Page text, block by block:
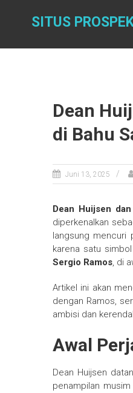
SITUS
Dean
di Bahu
Juni 13, 2025
Dean Huijsen
diperkenalkan
langsung mencuri
karena satu
Sergio Ramos, di
Artikel ini akan
dengan Ramos,
ambisi dan
Awal
Dean Huijsen
penampilan